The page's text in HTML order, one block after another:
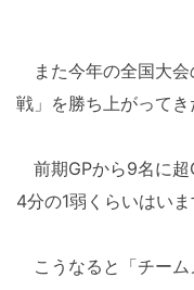
また今年の全国大会
戦」を勝ち上がってき
前期GPから9名に超
4分の1弱くらいはいま
こうなると「チーム